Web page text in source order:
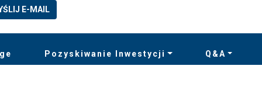
E-MAIL
Pozyskiwanie Inwestycji Q&A